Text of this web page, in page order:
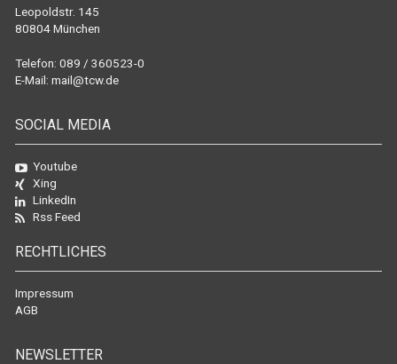
Leopoldstr. 145
80804 München
Telefon: 089 / 360523-0
E-Mail: mail@tcw.de
SOCIAL MEDIA
Youtube
Xing
LinkedIn
Rss Feed
RECHTLICHES
Impressum
AGB
NEWSLETTER